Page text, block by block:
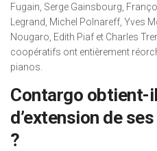
Fugain, Serge Gainsbourg,
Legrand, Michel Polnareff, Yves
Nougaro, Edith Piaf et Charles
coopératifs ont entièrement
pianos.
Contargo obtient-
d’extension de
?